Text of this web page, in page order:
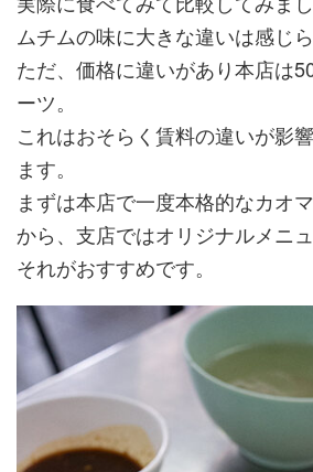
ムチムの味に大きな違いは感じ
ただ、価格に違いがあり本店は
ーツ。
これはおそらく賃料の違いが影
ます。
まずは本店で一度本格的なカオ
から、支店ではオリジナルメニュ
それがおすすめです。